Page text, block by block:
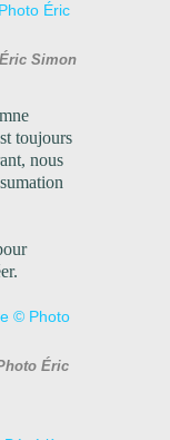
Simon
toujours
nous
Éric